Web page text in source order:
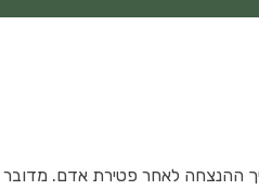
ההנצחה לאחר פטירת אדם.